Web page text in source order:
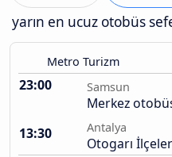
yarın en ucuz otobüs
Metro Turizm
23:00 Samsun
Merkez
13:30
Antalya
Otogarı